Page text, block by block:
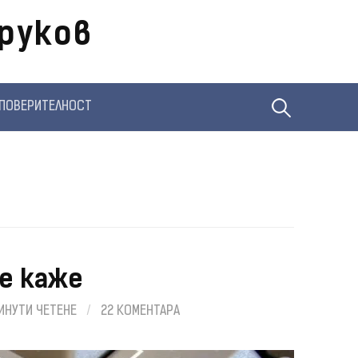
Търсене
каже
ЧЕТЕНЕ / 22 КОМЕНТАРА